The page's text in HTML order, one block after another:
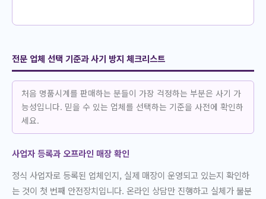
전문 업체 선택 기준과 사기 방지 체크리스트
처음 명품시계를 판매하는 분들이 가장 걱정하는 부분은 사기 가
능성입니다. 믿을 수 있는 업체를 선택하는 기준을 사전에 확인하
세요.
사업자 등록과 오프라인 매장 확인
정식 사업자로 등록된 업체인지, 실제 매장이 운영되고 있는지 확인하
는 것이 첫 번째 안전장치입니다. 온라인 상담만 진행하고 실체가 불분